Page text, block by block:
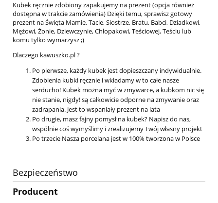
Kubek ręcznie zdobiony zapakujemy na prezent (opcja również
dostępna w trakcie zamówienia) Dzięki temu, sprawisz gotowy
prezent na Święta Mamie, Tacie, Siostrze, Bratu, Babci, Dziadkowi,
Mężowi, Żonie, Dziewczynie, Chłopakowi, Teściowej, Teściu lub
komu tylko wymarzysz ;)
Dlaczego kawuszko.pl ?
Po pierwsze, każdy kubek jest dopieszczany indywidualnie.
Zdobienia kubki ręcznie i wkładamy w to całe nasze
serducho! Kubek można myć w zmywarce, a kubkom nic się
nie stanie, nigdy! są całkowicie odporne na zmywanie oraz
zadrapania. Jest to wspaniały prezent na lata
Po drugie, masz fajny pomysł na kubek? Napisz do nas,
wspólnie coś wymyślimy i zrealizujemy Twój własny projekt
Po trzecie Nasza porcelana jest w 100% tworzona w Polsce
Bezpieczeństwo
Producent